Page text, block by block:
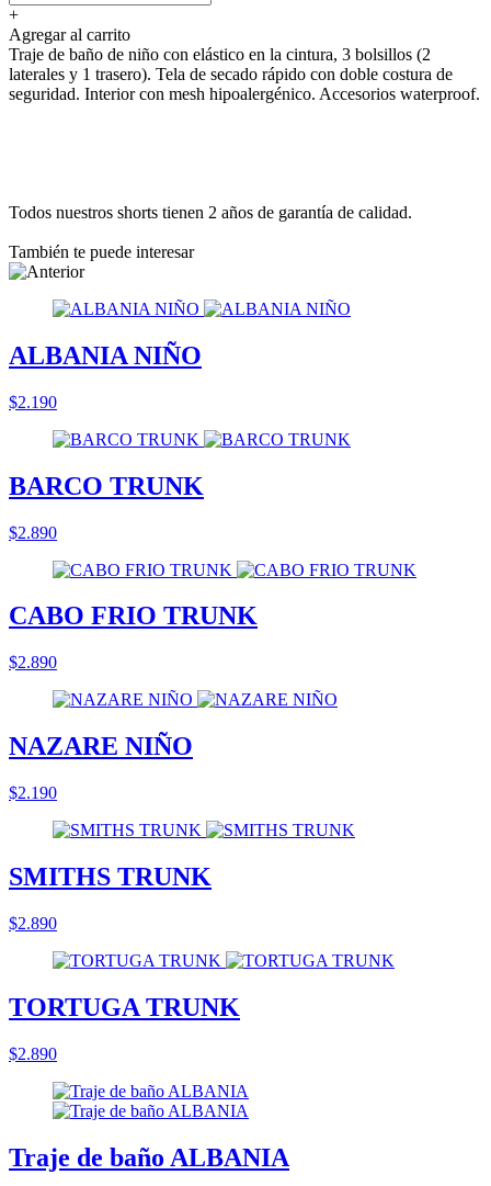
+
Agregar al carrito
Traje de baño de niño con elástico en la cintura, 3 bolsillos (2
laterales y 1 trasero). Tela de secado rápido con doble costura de
seguridad. Interior con mesh hipoalergénico. Accesorios waterproof.
Todos nuestros shorts tienen 2 años de garantía de calidad.
También te puede interesar
ALBANIA NIÑO
$2.190
BARCO TRUNK
$2.890
CABO FRIO TRUNK
$2.890
NAZARE NIÑO
$2.190
SMITHS TRUNK
$2.890
TORTUGA TRUNK
$2.890
Traje de baño ALBANIA